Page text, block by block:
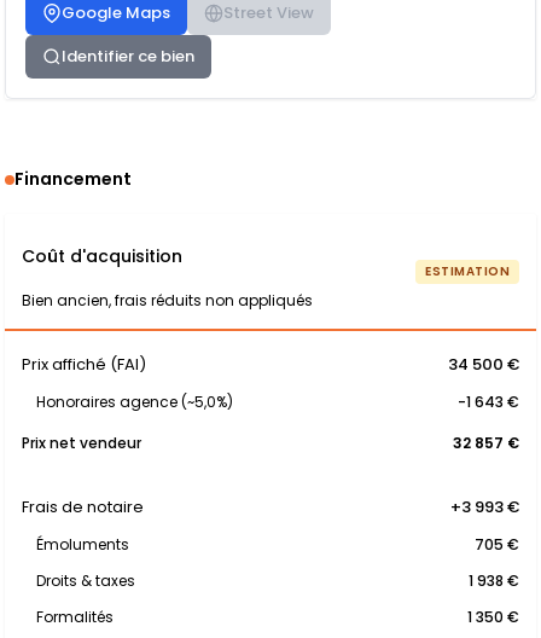
Google Maps
Street View
Identifier ce bien
Financement
Coût d'acquisition
Bien ancien, frais réduits non appliqués
ESTIMATION
Prix affiché (FAI) 34 500 €
Honoraires agence (~5,0%)
-1 643 €
Prix net vendeur
32 857 €
Frais de notaire +3 993 €
Émoluments
705 €
Droits & taxes
1 938 €
Formalités
1 350 €